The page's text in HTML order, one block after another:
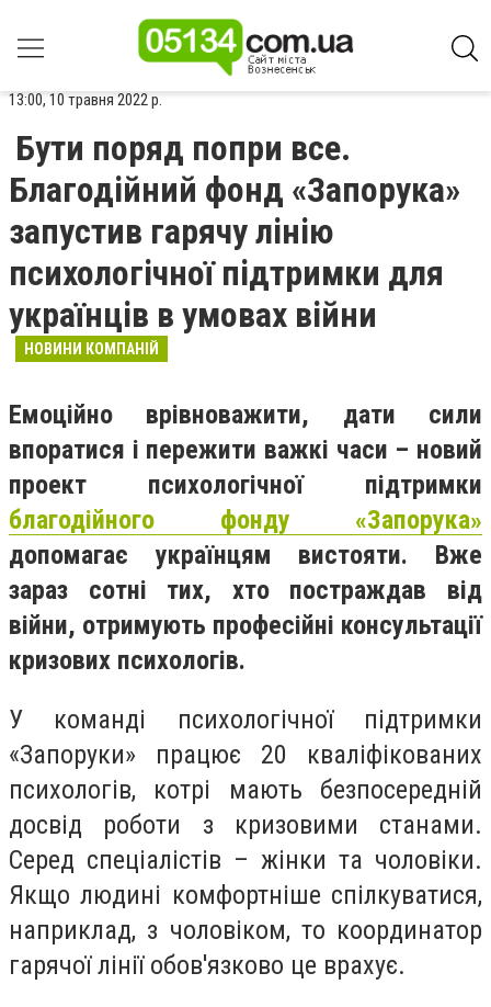
13:00, 10 травня 2022 р.
Бути поряд попри все.
Благодійний фонд «Запорука»
запустив гарячу лінію
психологічної підтримки для
українців в умовах війни
НОВИНИ КОМПАНІЙ
Емоційно врівноважити, дати сили
впоратися і пережити важкі часи – новий
проект психологічної підтримки
благодійного фонду «Запорука»
допомагає українцям вистояти. Вже
зараз сотні тих, хто постраждав від
війни, отримують професійні консультації
кризових психологів.
У команді психологічної підтримки
«Запоруки» працює 20 кваліфікованих
психологів, котрі мають безпосередній
досвід роботи з кризовими станами.
Серед спеціалістів – жінки та чоловіки.
Якщо людині комфортніше спілкуватися,
наприклад, з чоловіком, то координатор
гарячої лінії обов'язково це врахує.